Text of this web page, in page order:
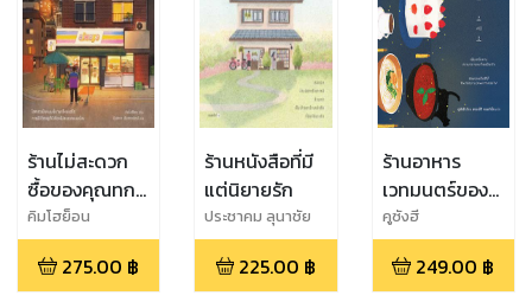
ร้านไม่สะดวก
ซื้อของคุณทก
โก
คิมโฮย็อน
275.00 ฿
ร้านหนังสือที่มี
แต่นิยายรัก
ประชาคม ลุนาชัย
225.00 ฿
ร้านอาหาร
เวทมนตร์ของ
คนอยากสมหวัง
คูซังฮี
249.00 ฿